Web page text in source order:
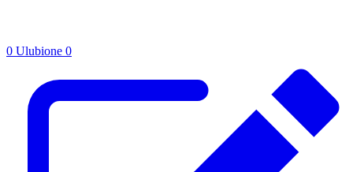
0 Ulubione 0